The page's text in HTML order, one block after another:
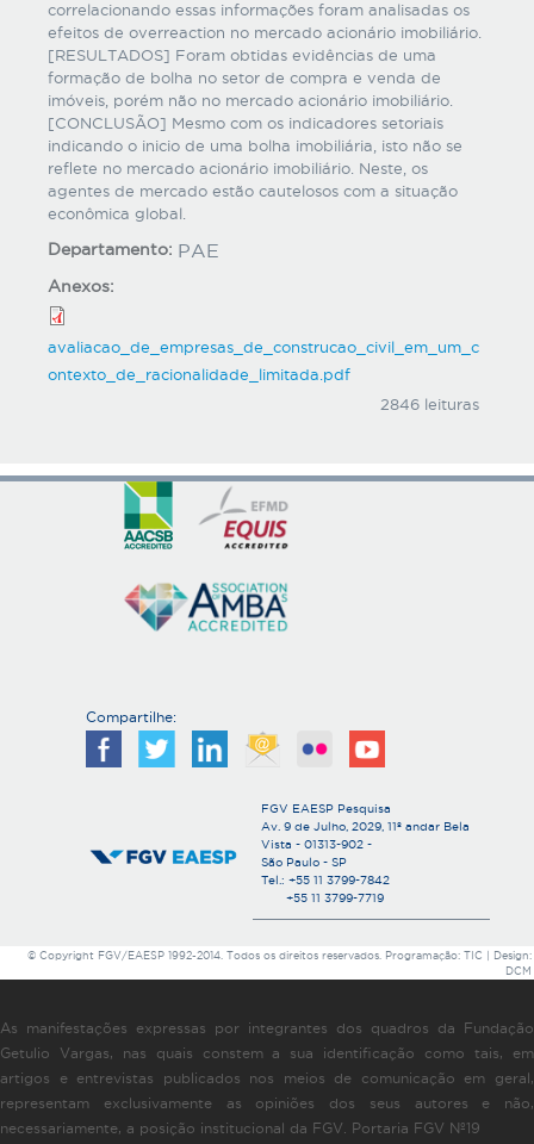
correlacionando essas informações foram analisadas os
efeitos de overreaction no mercado acionário imobiliário.
[RESULTADOS] Foram obtidas evidências de uma
formação de bolha no setor de compra e venda de
imóveis, porém não no mercado acionário imobiliário.
[CONCLUSÃO] Mesmo com os indicadores setoriais
indicando o inicio de uma bolha imobiliária, isto não se
reflete no mercado acionário imobiliário. Neste, os
agentes de mercado estão cautelosos com a situação
econômica global.
Departamento: PAE
Anexos:
avaliacao_de_empresas_de_construcao_civil_em_um_c
ontexto_de_racionalidade_limitada.pdf
2846 leituras
Compartilhe:
FGV EAESP Pesquisa
Av. 9 de Julho, 2029, 11º andar Bela
Vista - 01313-902 -
São Paulo - SP
Tel.: +55 11 3799-7842
+55 11 3799-7719
© Copyright FGV/EAESP 1992-2014. Todos os direitos reservados. Programação: TIC | Design:
DCM
As manifestações expressas por integrantes dos quadros da Fundação
Getulio Vargas, nas quais constem a sua identificação como tais, em
artigos e entrevistas publicados nos meios de comunicação em geral,
representam exclusivamente as opiniões dos seus autores e não,
necessariamente, a posição institucional da FGV. Portaria FGV Nº19